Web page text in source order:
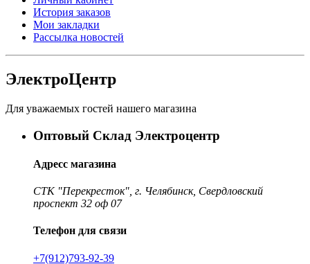
История заказов
Мои закладки
Рассылка новостей
ЭлектроЦентр
Для уважаемых гостей нашего магазина
Оптовый Склад Электроцентр
Адресс магазина
СТК "Перекресток", г. Челябинск, Свердловский
проспект 32 оф 07
Телефон для связи
+7(912)793-92-39